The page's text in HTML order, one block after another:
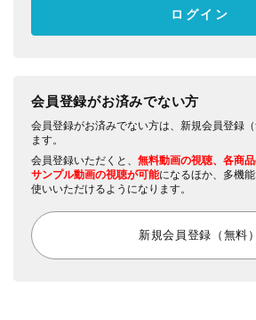
会員登録がお済みでない方
会員登録がお済みでない方は、新規会員登録
ます。
会員登録いただくと、 無料動画の視聴、各商
サンプル動画の視聴が可能になるほか、多機
使いいただけるようになります。